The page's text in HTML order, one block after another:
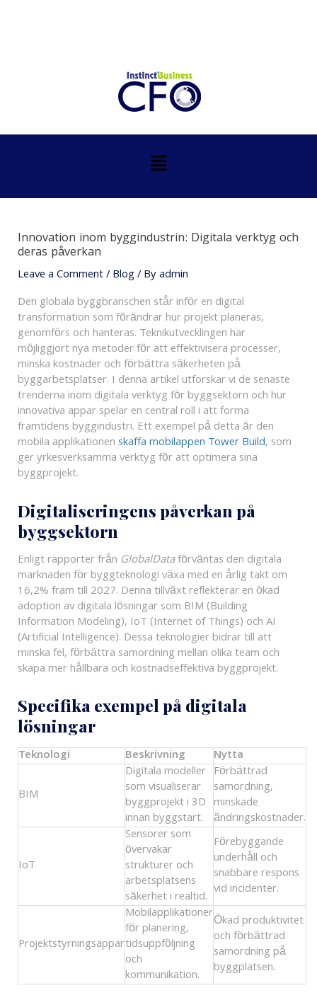
Menu
Innovation inom byggindustrin: Digitala verktyg och
deras påverkan
Leave a Comment/Blog/ Byadmin
Den globala byggbranschen står inför en digital
transformation som förändrar hur projekt planeras,
genomförs och hanteras. Teknikutvecklingen har
möjliggjort nya metoder för att effektivisera processer,
minska kostnader och förbättra säkerheten på
byggarbetsplatser. I denna artikel utforskar vi de senaste
trenderna inom digitala verktyg för byggsektorn och hur
innovativa appar spelar en central roll i att forma
framtidens byggindustri. Ett exempel på detta är den
mobila applikationen skaffa mobilappen Tower Build, som
ger yrkesverksamma verktyg för att optimera sina
byggprojekt.
Digitaliseringens påverkan på
byggsektorn
Enligt rapporter från GlobalDataförväntas den digitala
marknaden för byggteknologi växa med en årlig takt om
16,2% fram till 2027. Denna tillväxt reflekterar en ökad
adoption av digitala lösningar som BIM (Building
Information Modeling), IoT (Internet of Things) och AI
(Artificial Intelligence). Dessa teknologier bidrar till att
minska fel, förbättra samordning mellan olika team och
skapa mer hållbara och kostnadseffektiva byggprojekt.
Specifika exempel på digitala
lösningar
Teknologi Beskrivning Nytta
BIM
Digitala modeller
som visualiserar
byggprojekt i 3D
innan byggstart.
Förbättrad
samordning,
minskade
ändringskostnader.
IoT
Sensorer som
övervakar
strukturer och
arbetsplatsens
säkerhet i realtid.
Förebyggande
underhåll och
snabbare respons
vid incidenter.
Projektstyrningsappar
Mobilapplikationer
för planering,
tidsuppföljning
och
kommunikation.
Ökad produktivitet
och förbättrad
samordning på
byggplatsen.